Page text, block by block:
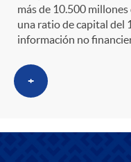
r
o
C
n
i
d
o
más de 10.500
una ratio de capital del
información no
+